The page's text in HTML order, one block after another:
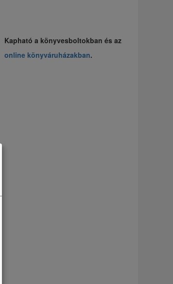
Kapható a könyvesboltokban és az
online könyváruházakban.